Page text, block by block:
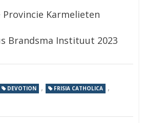
Karmelieten
Brandsma Instituut 2023
DEVOTION , FRISIA CATHOLICA ,